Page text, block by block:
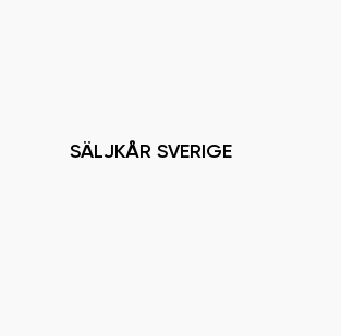
SÄLJKÅR SVERIGE